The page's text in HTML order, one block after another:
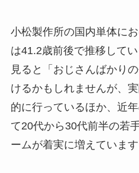
小松製作所の国内単体に
は41.2歳前後で推移して
見ると「おじさんばかり
けるかもしれませんが、
的に行っているほか、近
て20代から30代前半の若
ームが着実に増えています